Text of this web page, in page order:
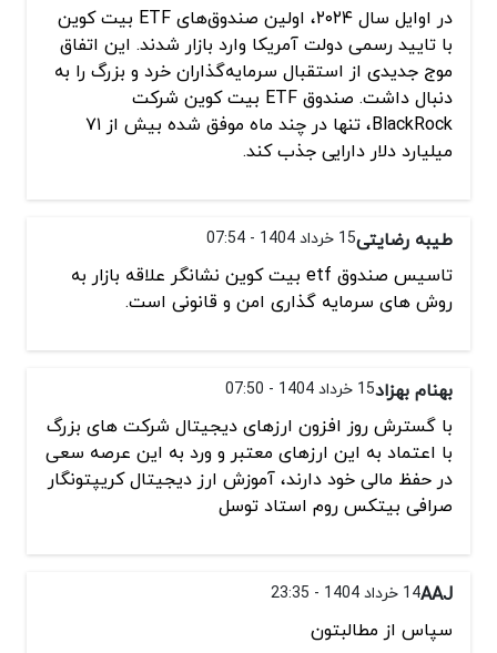
در اوایل سال ۲۰۲۴، اولین صندوق‌های ETF بیت‌ کوین
با تایید رسمی دولت آمریکا وارد بازار شدند. این اتفاق
موج جدیدی از استقبال سرمایه‌گذاران خرد و بزرگ را به
دنبال داشت. صندوق ETF بیت کوین شرکت
BlackRock، تنها در چند ماه موفق شده بیش از ۷۱
میلیارد دلار دارایی جذب کند.
طیبه رضایتی15 خرداد 1404 - 07:54
تاسیس صندوق etf بیت کوین نشانگر علاقه بازار به
روش های سرمایه گذاری امن و قانونی است.
بهنام بهزاد15 خرداد 1404 - 07:50
با گسترش روز افزون ارزهای دیجیتال شرکت های بزرگ
با اعتماد به این ارزهای معتبر و ورد به این عرصه سعی
در حفظ مالی خود دارند، آموزش ارز دیجیتال کریپتونگار
صرافی بیتکس روم استاد توسل
AAJ14 خرداد 1404 - 23:35
سپاس از مطالبتون